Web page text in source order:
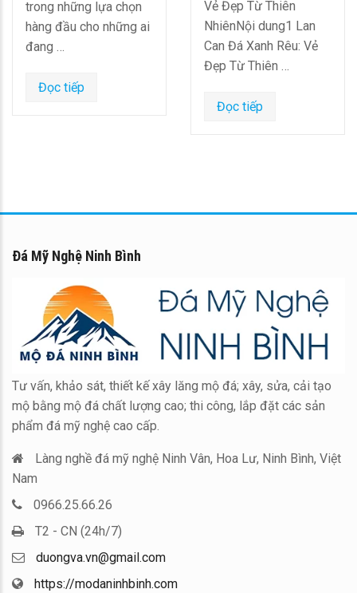
trong những lựa chọn
hàng đầu cho những ai
đang …
Đọc tiếp
Vẻ Đẹp Từ Thiên
NhiênNội dung1 Lan
Can Đá Xanh Rêu: Vẻ
Đẹp Từ Thiên …
Đọc tiếp
Đá Mỹ Nghệ Ninh Bình
Tư vấn, khảo sát, thiết kế xây lăng mộ đá; xây, sửa, cải tạo
mộ bằng mộ đá chất lượng cao; thi công, lắp đặt các sản
phẩm đá mỹ nghệ cao cấp.
Làng nghề đá mỹ nghệ Ninh Vân, Hoa Lư, Ninh Bình, Việt
Nam
0966.25.66.26
T2 - CN (24h/7)
duongva.vn@gmail.com
https://modaninhbinh.com